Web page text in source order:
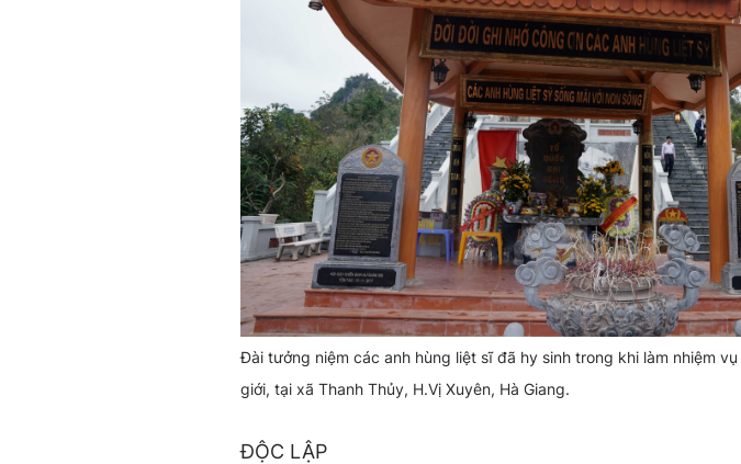
Đài tưởng niệm các anh hùng liệt sĩ đã hy sinh trong khi làm nhiệm
giới, tại xã Thanh Thủy, H.Vị Xuyên, Hà Giang.
ĐỘC LẬP